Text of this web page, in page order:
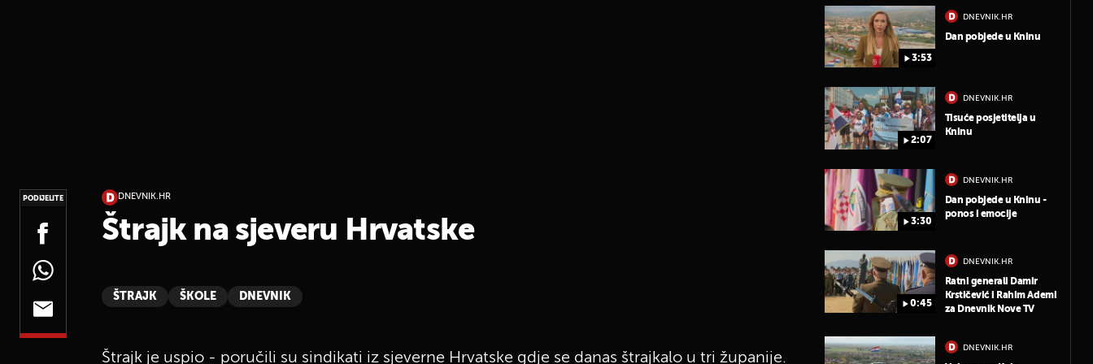
PODIJELITE DNEVNIK.HR
Štrajk na sjeveru Hrvatske
ŠTRAJK ŠKOLE DNEVNIK
Štrajk je uspio - poručili su sindikati iz sjeverne Hrvatske gdje se danas štrajkalo u tri županije.
3:53
DNEVNIK.HR
Dan pobjede u Kninu
2:07
DNEVNIK.HR
Tisuće posjetitelja u
Kninu
3:30
DNEVNIK.HR
Dan pobjede u Kninu -
ponos i emocije
0:45
DNEVNIK.HR
Ratni generali Damir
Krstičević i Rahim Ademi
za Dnevnik Nove TV
DNEVNIK.HR